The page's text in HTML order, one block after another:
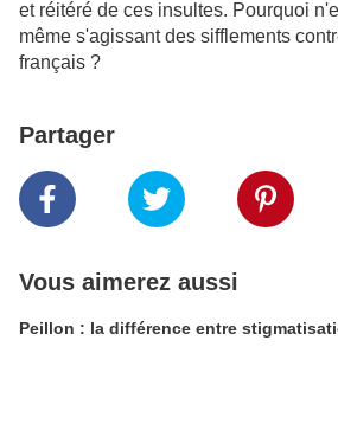
et réitéré de ces insultes. Pourquoi
même s'agissant des sifflements
français ?
Partager
Vous aimerez aussi
Peillon : la différence entre